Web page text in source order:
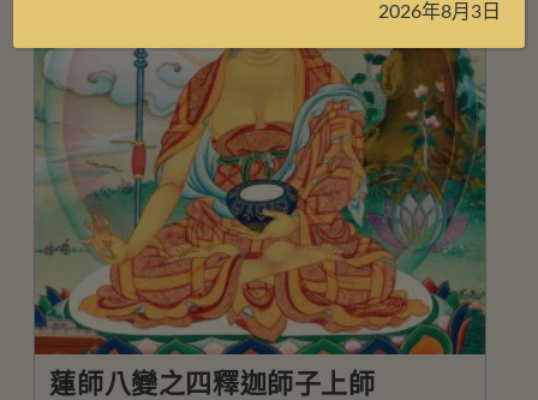
蓮師八變之四釋迦師子上師
2026年8月3日